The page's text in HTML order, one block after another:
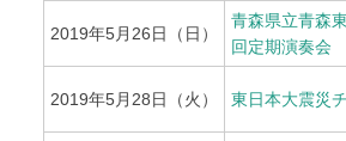
2019年5月26日（日）
青森県立青森
回定期演奏会
2019年5月28日（火） 東日本大震災